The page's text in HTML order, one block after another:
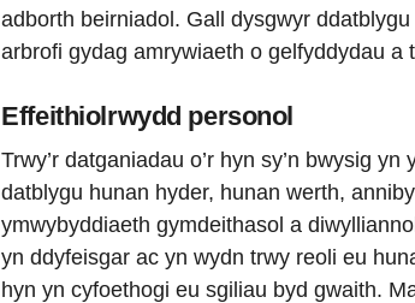
adborth beirniadol. Gall dysgwyr
arbrofi gydag amrywiaeth o gelfyddydau a
Effeithiolrwydd personol
Trwy’r datganiadau o’r hyn sy’n bwysig
datblygu hunan hyder, hunan werth,
ymwybyddiaeth gymdeithasol a
yn ddyfeisgar ac yn wydn trwy reoli eu
hyn yn cyfoethogi eu sgiliau byd gwaith.